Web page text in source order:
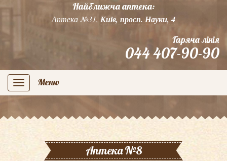
Найближча аптека:
Аптека №31, Київ, просп. Науки, 4
Гаряча лінія
044 407-90-90
navigation
Меню
Аптека №8